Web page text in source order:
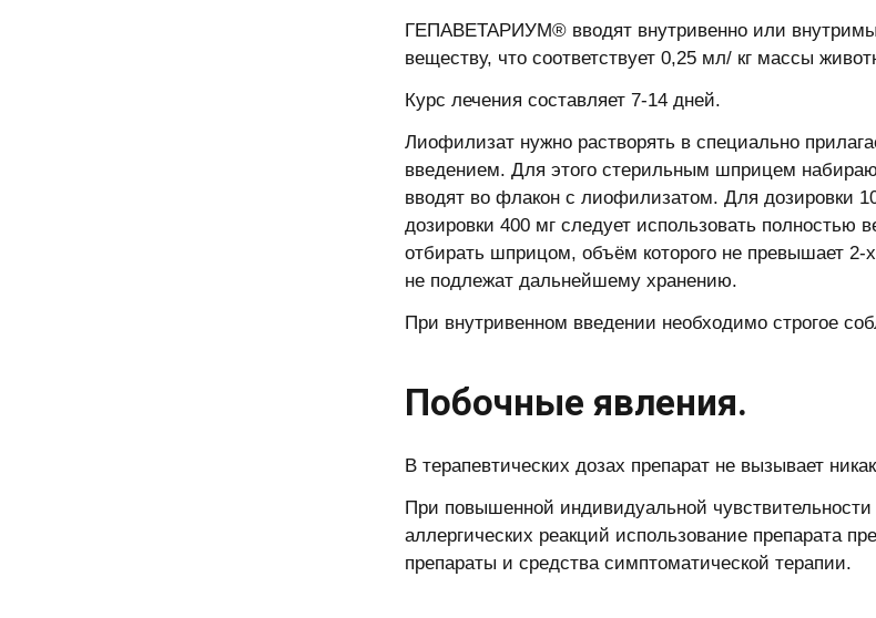
ГЕПАВЕТАРИУМ® вводят внутривенно или
веществу, что соответствует 0,25 мл/ кг массы
Курс лечения составляет 7-14 дней.
Лиофилизат нужно растворять в специально
введением. Для этого стерильным шприцем
вводят во флакон с лиофилизатом. Для дозировки
дозировки 400 мг следует использовать полностью
отбирать шприцом, объём которого не превышает
не подлежат дальнейшему хранению.
При внутривенном введении необходимо строгое
Побочные явления.
В терапевтических дозах препарат не вызывает
При повышенной индивидуальной
аллергических реакций использование препарата
препараты и средства симптоматической терапии.